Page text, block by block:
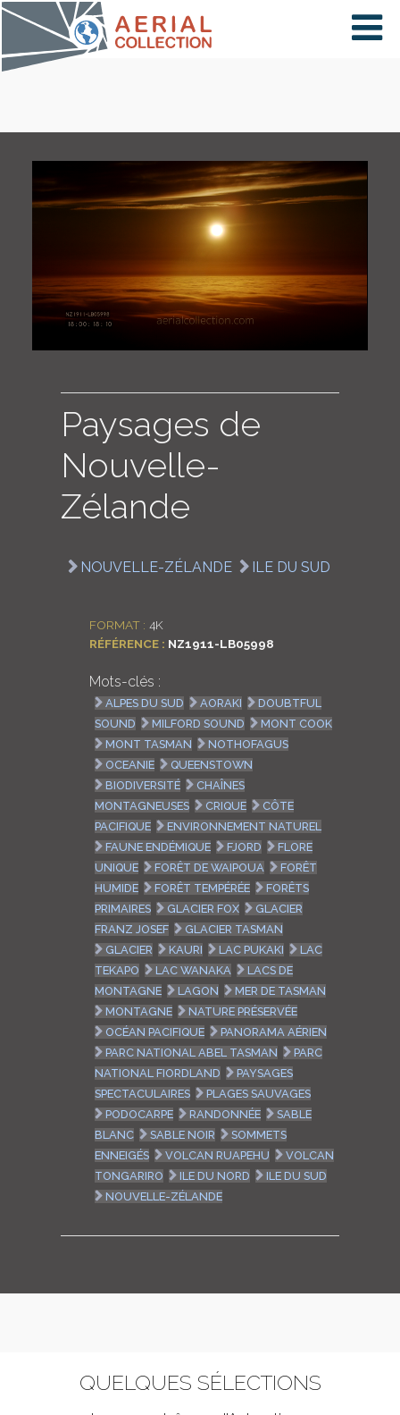
×
PAYS
COLLECTIONS
Paysages de
Nouvelle-
Zélande
NOUVELLE-ZÉLANDE ILE DU SUD
FORMAT : 4K
RÉFÉRENCE : NZ1911-LB05998
Mots-clés :
ALPES DU SUD AORAKI
DOUBTFUL
SOUND
MILFORD SOUND
MONT COOK
MONT TASMAN
NOTHOFAGUS
OCEANIE
QUEENSTOWN
BIODIVERSITÉ
CHAÎNES
MONTAGNEUSES
CRIQUE
CÔTE
PACIFIQUE
ENVIRONNEMENT NATUREL
FAUNE ENDÉMIQUE
FJORD
FLORE
UNIQUE
FORÊT DE WAIPOUA
FORÊT
HUMIDE
FORÊT TEMPÉRÉE
FORÊTS
PRIMAIRES
GLACIER FOX
GLACIER
FRANZ JOSEF
GLACIER TASMAN
GLACIER
KAURI LAC PUKAKI
LAC
TEKAPO
LAC WANAKA
LACS DE
MONTAGNE
LAGON
MER DE TASMAN
MONTAGNE
NATURE PRÉSERVÉE
OCÉAN PACIFIQUE
PANORAMA AÉRIEN
PARC NATIONAL ABEL TASMAN
PARC
NATIONAL FIORDLAND
PAYSAGES
SPECTACULAIRES
PLAGES SAUVAGES
PODOCARPE
RANDONNÉE
SABLE
BLANC
SABLE NOIR
SOMMETS
ENNEIGÉS
VOLCAN RUAPEHU
VOLCAN
TONGARIRO
ILE DU NORD
ILE DU SUD
NOUVELLE-ZÉLANDE
QUELQUES SÉLECTIONS